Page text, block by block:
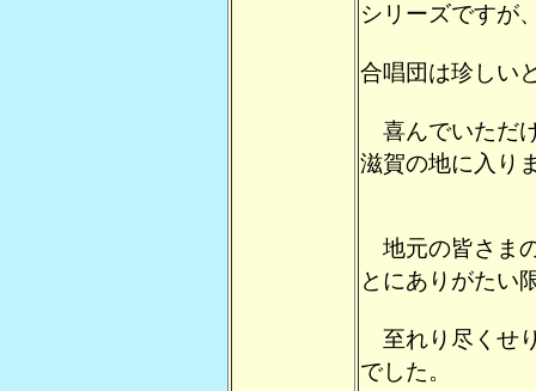
シリーズですが
合唱団は珍しい
喜んでいただ
滋賀の地に入り
地元の皆さま
とにありがたい
至れり尽くせ
でした。